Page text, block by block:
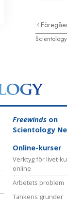
Freewinds on
Scientology
Online-kurser
Verktyg för livet-
online
Arbetets problem
Tankens grunder